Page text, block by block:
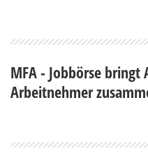
MFA - Jobbörse bringt
Arbeitnehmer